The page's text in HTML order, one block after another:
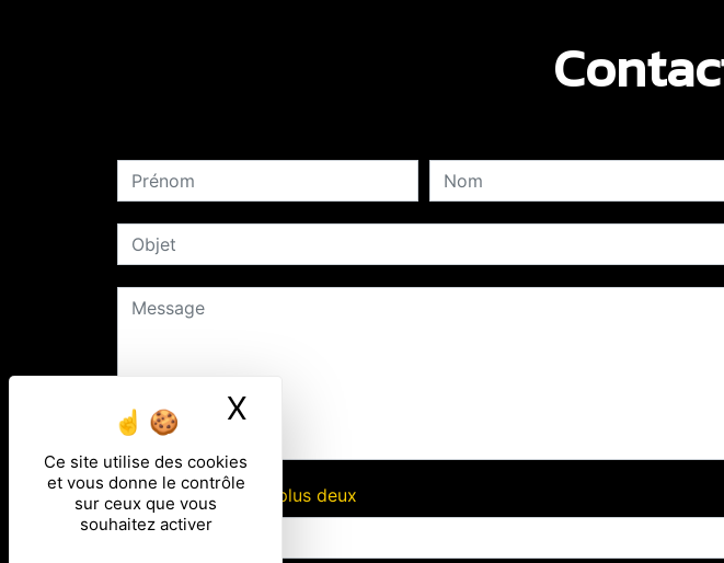
Ce site utilise des cookies
et vous donne le contrôle
sur ceux que vous
souhaitez activer
X
Combien font cinq plus deux